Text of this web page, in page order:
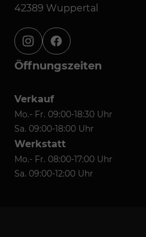
42389 Wuppertal
instagramfacebook
Öffnungszeiten
Verkauf
Mo.- Fr. 09:00-18:30 Uhr
Sa. 09:00-18:00 Uhr
Werkstatt
Mo.- Fr. 08:00-17:00 Uhr
Sa. 09:00-12:00 Uhr